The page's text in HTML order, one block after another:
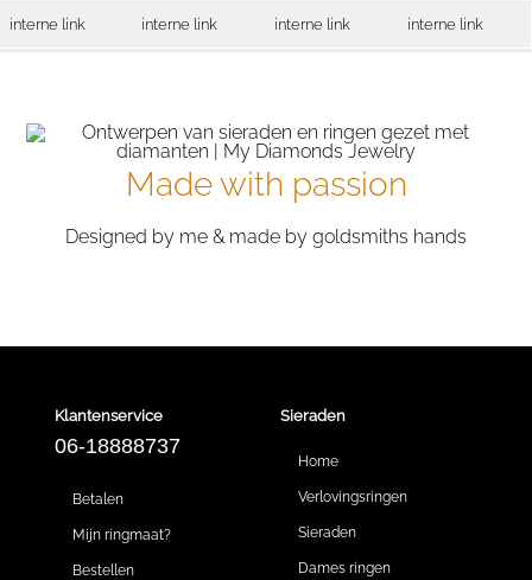
interne link interne link interne link interne link
Made with passion
Designed by me & made by goldsmiths hands
Klantenservice
06-18888737
Betalen
Mijn ringmaat?
Bestellen
Sieraden
Home
Verlovingsringen
Sieraden
Dames ringen